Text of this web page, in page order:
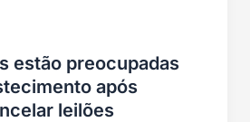
estão preocupadas
após
leilões